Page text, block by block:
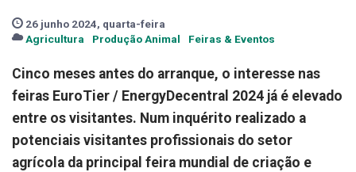
26 junho 2024, quarta-feira
Agricultura
Produção Animal Feiras & Eventos
Cinco meses antes do arranque, o interesse nas
feiras EuroTier / EnergyDecentral 2024 já é elevado
entre os visitantes. Num inquérito realizado a
potenciais visitantes profissionais do setor
agrícola da principal feira mundial de criação e